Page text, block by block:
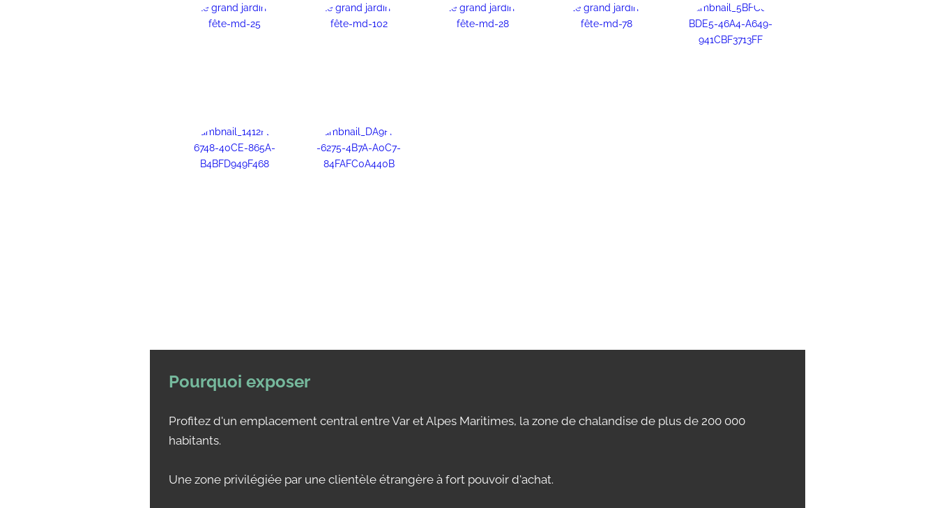
Pourquoi exposer
Profitez d'un emplacement central entre Var et Alpes Maritimes, la zone de chalandise de plus de 200 000
habitants.
Une zone privilégiée par une clientèle étrangère à fort pouvoir d'achat.